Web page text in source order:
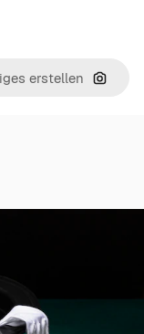
Nach